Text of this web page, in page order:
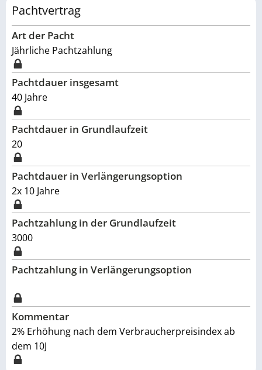
Pachtvertrag
Art der Pacht
Jährliche Pachtzahlung
Pachtdauer insgesamt
40 Jahre
Pachtdauer in Grundlaufzeit
20
Pachtdauer in Verlängerungsoption
2x 10 Jahre
Pachtzahlung in der Grundlaufzeit
3000
Pachtzahlung in Verlängerungsoption
Kommentar
2% Erhöhung nach dem Verbraucherpreisindex ab
dem 10J